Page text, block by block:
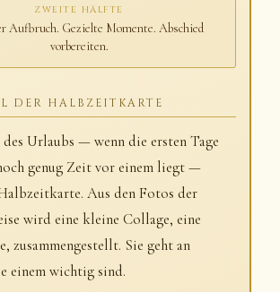
ZWEITE HÄLFTE
Aufbruch. Gezielte Momente. Abschied
vorbereiten.
DER HALBZEITKARTE
Urlaubs — wenn die ersten Tage
genug Zeit vor einem liegt —
Aus den Fotos der
wird eine kleine Collage, eine
zusammengestellt. Sie geht an
einem wichtig sind.